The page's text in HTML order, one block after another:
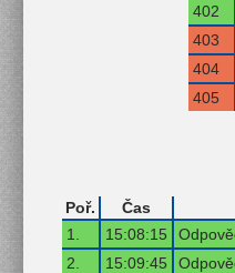
402
403
404
405
Poř.
Čas
1.
15:08:15
2.
15:09:45